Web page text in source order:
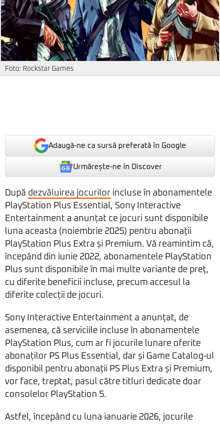
Foto: Rockstar Games
Adaugă-ne ca sursă preferată în Google
Urmărește-ne in Discover
După dezvăluirea jocurilor incluse în abonamentele
PlayStation Plus Essential, Sony Interactive
Entertainment a anunțat ce jocuri sunt disponibile
luna aceasta (noiembrie 2025) pentru abonații
PlayStation Plus Extra și Premium. Vă reamintim că,
începând din iunie 2022, abonamentele PlayStation
Plus sunt disponibile în mai multe variante de preț,
cu diferite beneficii incluse, precum accesul la
diferite colecții de jocuri.
Sony Interactive Entertainment a anunțat, de
asemenea, că serviciile incluse în abonamentele
PlayStation Plus, cum ar fi jocurile lunare oferite
abonaților PS Plus Essential, dar și Game Catalog-ul
disponibil pentru abonații PS Plus Extra și Premium,
vor face, treptat, pasul către titluri dedicate doar
consolelor PlayStation 5.
Astfel, începând cu luna ianuarie 2026, jocurile